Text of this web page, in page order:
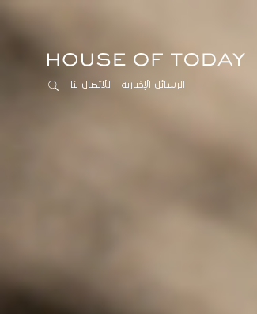
الرسائل الإخبارية للاتصال بنا